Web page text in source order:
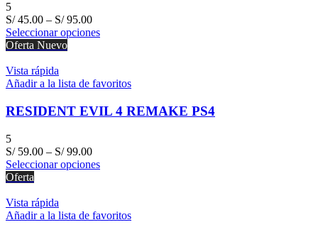
5
S/45.00 – S/95.00
Seleccionar opciones
Oferta Nuevo
Vista rápida
Añadir a la lista de favoritos
RESIDENT EVIL 4 REMAKE PS4
5
S/59.00 – S/99.00
Seleccionar opciones
Oferta
Vista rápida
Añadir a la lista de favoritos